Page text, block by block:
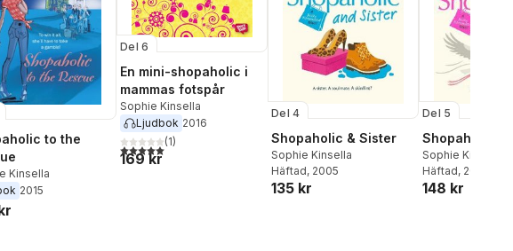
to the
Kinsella
2015
Del 6
En mini-shopaholic i
mammas fotspår
Sophie Kinsella
Ljudbok 2016
5,0utav 5 stjärnor. Totalt antal röster:
(1)
169 kr
Del 4
Shopaholic & Sister
Sophie Kinsella
Häftad, 2005
135 kr
Del 5
Shopaholic &
Sophie Kinsella
Häftad, 2007
148 kr